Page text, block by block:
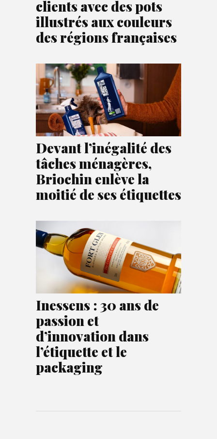
clients avec des pots
illustrés aux couleurs
des régions françaises
Devant l’inégalité des
tâches ménagères,
Briochin enlève la
moitié de ses étiquettes
Inessens : 30 ans de
passion et
d’innovation dans
l’étiquette et le
packaging